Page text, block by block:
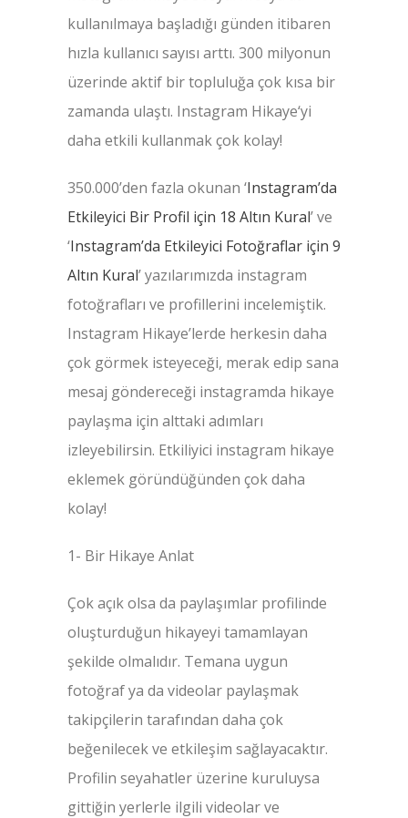
kullanılmaya başladığı günden itibaren
hızla kullanıcı sayısı arttı. 300 milyonun
üzerinde aktif bir topluluğa çok kısa bir
zamanda ulaştı. Instagram Hikaye‘yi
daha etkili kullanmak çok kolay!
350.000’den fazla okunan ‘Instagram’da
Etkileyici Bir Profil için 18 Altın Kural’ ve
‘Instagram’da Etkileyici Fotoğraflar için 9
Altın Kural’ yazılarımızda instagram
fotoğrafları ve profillerini incelemiştik.
Instagram Hikaye’lerde herkesin daha
çok görmek isteyeceği, merak edip sana
mesaj göndereceği instagramda hikaye
paylaşma için alttaki adımları
izleyebilirsin. Etkiliyici instagram hikaye
eklemek göründüğünden çok daha
kolay!
1- Bir Hikaye Anlat
Çok açık olsa da paylaşımlar profilinde
oluşturduğun hikayeyi tamamlayan
şekilde olmalıdır. Temana uygun
fotoğraf ya da videolar paylaşmak
takipçilerin tarafından daha çok
beğenilecek ve etkileşim sağlayacaktır.
Profilin seyahatler üzerine kuruluysa
gittiğin yerlerle ilgili videolar ve